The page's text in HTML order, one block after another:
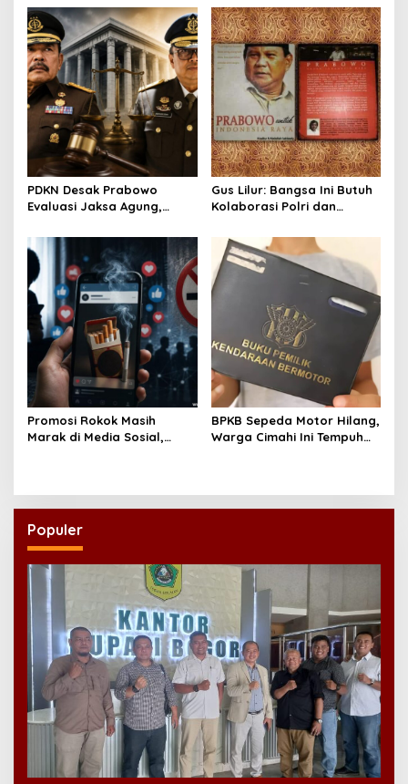
Perluas Akses Bantuan
Hukum
Pol Muhammad Irhamni:
Jadi Referensi Memperkuat
Strategi Penindakan
PDKN Desak Prabowo
Evaluasi Jaksa Agung,
Agung sebagai Pengganti
Gus Lilur: Bangsa Ini Butuh
Kolaborasi Polri dan
Kekuatan
Promosi Rokok Masih
Marak di Media Sosial,
BPKB Sepeda Motor Hilang,
Warga Cimahi Ini Tempuh
Populer